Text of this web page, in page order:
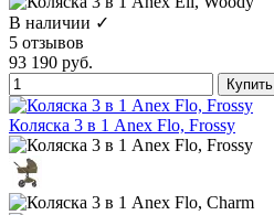
В наличии ✓
5 отзывов
93 190 руб.
Купить
Коляска 3 в 1 Anex Flo, Frossy